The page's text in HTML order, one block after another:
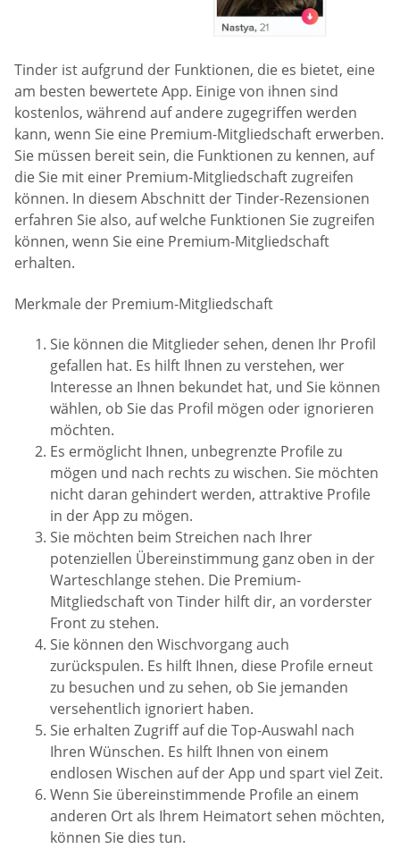
Tinder ist aufgrund der Funktionen, die es bietet, eine
am besten bewertete App. Einige von ihnen sind
kostenlos, während auf andere zugegriffen werden
kann, wenn Sie eine Premium-Mitgliedschaft erwerben.
Sie müssen bereit sein, die Funktionen zu kennen, auf
die Sie mit einer Premium-Mitgliedschaft zugreifen
können. In diesem Abschnitt der Tinder-Rezensionen
erfahren Sie also, auf welche Funktionen Sie zugreifen
können, wenn Sie eine Premium-Mitgliedschaft
erhalten.
Merkmale der Premium-Mitgliedschaft
Sie können die Mitglieder sehen, denen Ihr Profil
gefallen hat. Es hilft Ihnen zu verstehen, wer
Interesse an Ihnen bekundet hat, und Sie können
wählen, ob Sie das Profil mögen oder ignorieren
möchten.
Es ermöglicht Ihnen, unbegrenzte Profile zu
mögen und nach rechts zu wischen. Sie möchten
nicht daran gehindert werden, attraktive Profile
in der App zu mögen.
Sie möchten beim Streichen nach Ihrer
potenziellen Übereinstimmung ganz oben in der
Warteschlange stehen. Die Premium-
Mitgliedschaft von Tinder hilft dir, an vorderster
Front zu stehen.
Sie können den Wischvorgang auch
zurückspulen. Es hilft Ihnen, diese Profile erneut
zu besuchen und zu sehen, ob Sie jemanden
versehentlich ignoriert haben.
Sie erhalten Zugriff auf die Top-Auswahl nach
Ihren Wünschen. Es hilft Ihnen von einem
endlosen Wischen auf der App und spart viel Zeit.
Wenn Sie übereinstimmende Profile an einem
anderen Ort als Ihrem Heimatort sehen möchten,
können Sie dies tun.